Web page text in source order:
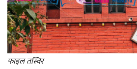
फाइल तस्विर